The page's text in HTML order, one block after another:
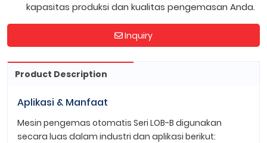
kapasitas produksi dan kualitas pengemasan Anda.
Inquiry
Product Description
Aplikasi & Manfaat
Mesin pengemas otomatis Seri LOB-B digunakan
secara luas dalam industri dan aplikasi berikut: